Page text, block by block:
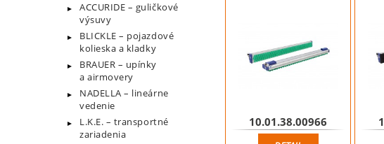
ACCURIDE – guličkové
výsuvy
BLICKLE – pojazdové
kolieska a kladky
BRAUER – upínky
a airmovery
NADELLA – lineárne
vedenie
L.K.E. – transportné
zariadenia
10.01.38.00966